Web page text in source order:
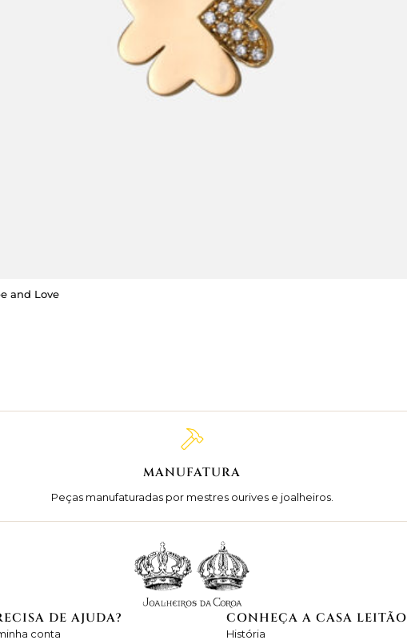
and Love
MANUFATURA
Peças manufaturadas por mestres ourives e joalheiros.
DE AJUDA?
conta
CONHEÇA A CASA LEITÃO
História